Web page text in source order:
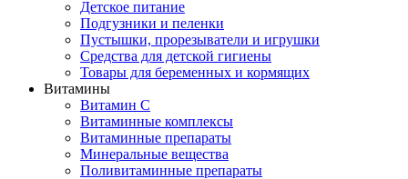
Детское питание
Подгузники и пеленки
Пустышки, прорезыватели и игрушки
Средства для детской гигиены
Товары для беременных и кормящих
Витамины
Витамин С
Витаминные комплексы
Витаминные препараты
Минеральные вещества
Поливитаминные препараты